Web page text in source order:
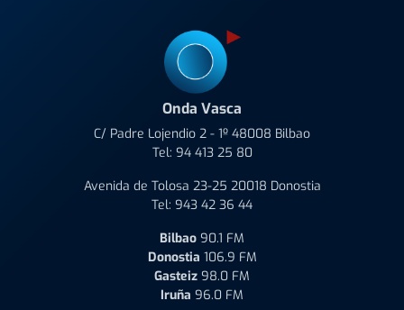
Onda Vasca
C/ Padre Lojendio 2 - 1º 48008 Bilbao
Tel: 94 413 25 80
Avenida de Tolosa 23-25 20018 Donostia
Tel: 943 42 36 44
Bilbao 90.1 FM
Donostia 106.9 FM
Gasteiz 98.0 FM
Iruña 96.0 FM